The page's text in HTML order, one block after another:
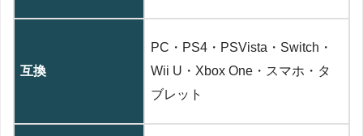
互換
‎‎PC・PS4・PSVista・Switch・
Wii U・Xbox One・スマホ・タ
ブレット